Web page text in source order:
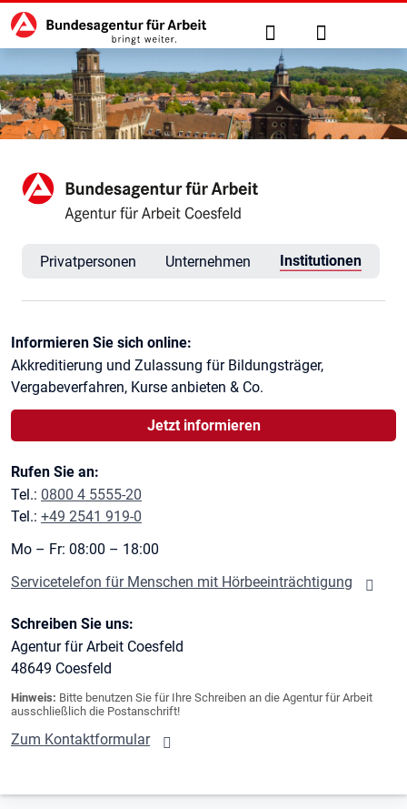
zu den Hauptinhalten springen
Hauptnavigation Suche Anmelden
Agentur für Arbeit Coesfeld
Privatpersonen Unternehmen Institutionen
Kontaktinformationen
Informieren Sie sich online:
Akkreditierung und Zulassung für Bildungsträger,
Vergabeverfahren, Kurse anbieten & Co.
Jetzt informieren
Rufen Sie an:
Tel.: 0800 4 5555-20
Tel.: +49 2541 919-0
Mo – Fr: 08:00 – 18:00
Servicetelefon für Menschen mit Hörbeeinträchtigung
Schreiben Sie uns:
Agentur für Arbeit Coesfeld
48649 Coesfeld
Hinweis: Bitte benutzen Sie für Ihre Schreiben an die Agentur für Arbeit
ausschließlich die Postanschrift!
Zum Kontaktformular